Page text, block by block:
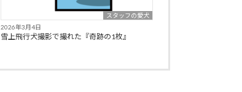
スタッフの愛犬
2026年3月4日
雪上飛行犬撮影で撮れた『奇跡の1枚』